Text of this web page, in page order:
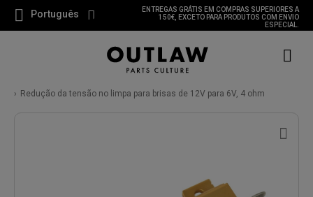
Português
ENTREGAS GRÁTIS EM COMPRAS SUPERIORES A
150€, EXCETO PARA PRODUTOS COM ENVIO
ESPECIAL.
Redução da tensão no limpa para brisas de 12V para 6V, 4 ohm